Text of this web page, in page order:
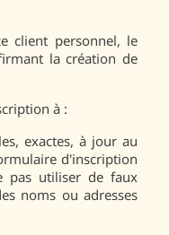
client personnel, le
la création de
à :
exactes, à jour au
d'inscription
pas utiliser de faux
noms ou adresses